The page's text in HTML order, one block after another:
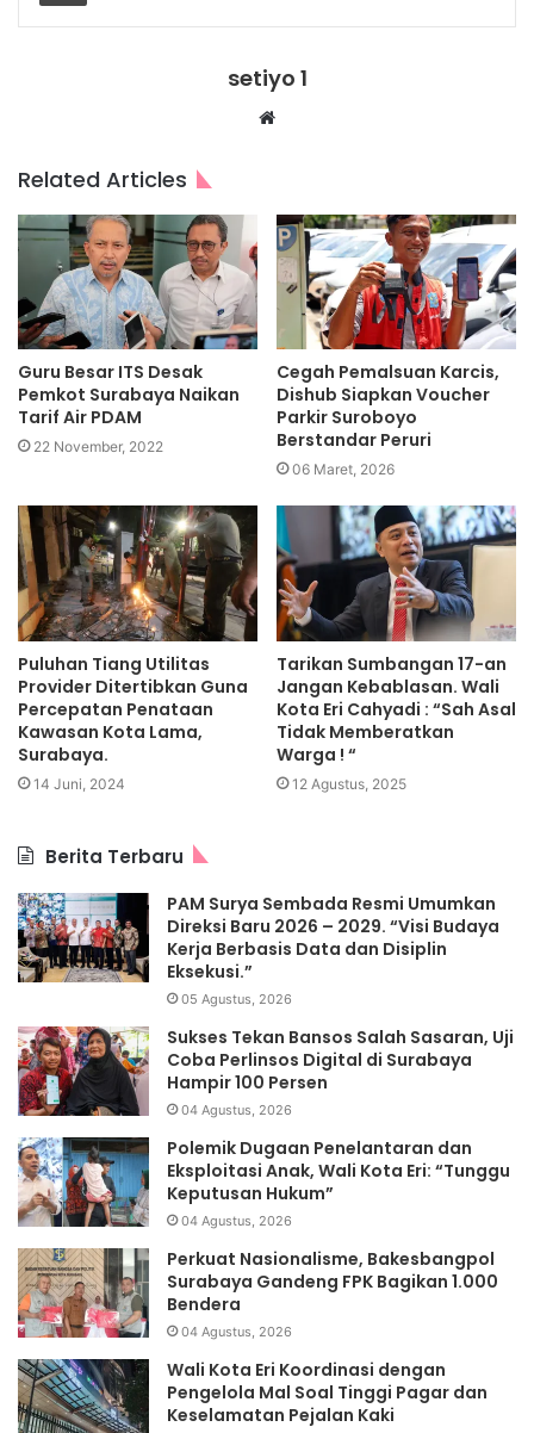
setiyo 1
Website
Related Articles
Guru Besar ITS Desak
Pemkot Surabaya Naikan
Tarif Air PDAM
22 November, 2022
Cegah Pemalsuan Karcis,
Dishub Siapkan Voucher
Parkir Suroboyo
Berstandar Peruri
06 Maret, 2026
Puluhan Tiang Utilitas
Provider Ditertibkan Guna
Percepatan Penataan
Kawasan Kota Lama,
Surabaya.
14 Juni, 2024
Tarikan Sumbangan 17-an
Jangan Kebablasan. Wali
Kota Eri Cahyadi : “Sah Asal
Tidak Memberatkan
Warga ! “
12 Agustus, 2025
Berita Terbaru
PAM Surya Sembada Resmi Umumkan
Direksi Baru 2026 – 2029. “Visi Budaya
Kerja Berbasis Data dan Disiplin
Eksekusi.”
05 Agustus, 2026
Sukses Tekan Bansos Salah Sasaran, Uji
Coba Perlinsos Digital di Surabaya
Hampir 100 Persen
04 Agustus, 2026
Polemik Dugaan Penelantaran dan
Eksploitasi Anak, Wali Kota Eri: “Tunggu
Keputusan Hukum”
04 Agustus, 2026
Perkuat Nasionalisme, Bakesbangpol
Surabaya Gandeng FPK Bagikan 1.000
Bendera
04 Agustus, 2026
Wali Kota Eri Koordinasi dengan
Pengelola Mal Soal Tinggi Pagar dan
Keselamatan Pejalan Kaki